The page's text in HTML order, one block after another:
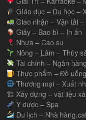
GIáo dục – Du học –
Giao nhận – Vận tải
Giấy – Bao bì – In ấn
Nhựa – Cao su
Nông – Lâm – Thủy
Tài chính – Ngân
Thực phẩm – Đồ uống
Thương mại – Xuất
🏗 Xây dựng – vật liệu
Y dược – Spa
Du lịch – Nhà